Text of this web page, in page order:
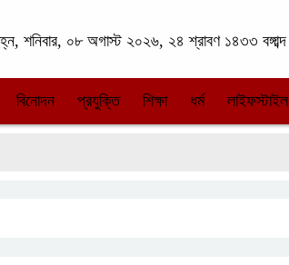
শনিবার, ০৮ অগাস্ট ২০২৬, ২৪ শ্রাবণ ১৪৩৩ বঙ্গাব্দ
বিনোদন প্রযুক্তি শিক্ষা ধর্ম লাইফস্টাইল